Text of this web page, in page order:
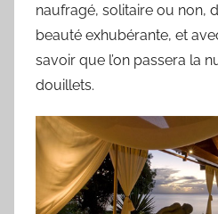
naufragé, solitaire ou non,
beauté exhubérante, et
savoir que l’on passera la
douillets.